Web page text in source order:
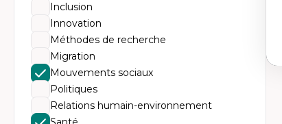
Inclusion
Innovation
Méthodes de recherche
Migration
Mouvements sociaux
Politiques
Relations humain-environnement